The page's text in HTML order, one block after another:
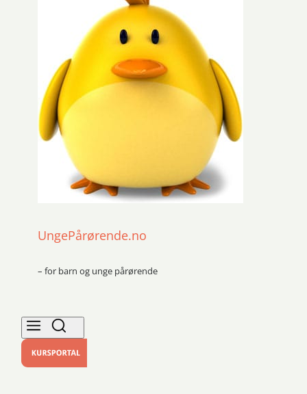
UngePårørende.no
– for barn og unge pårørende